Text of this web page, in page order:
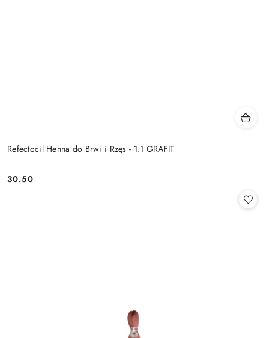
Refectocil Henna do Brwi i Rzęs - 1.1 GRAFIT
Cena:
30.50